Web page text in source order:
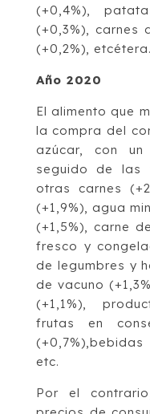
(+0,4%),
(+0,3%), carnes
(+0,2%), etcétera.
Año 2020
El alimento que
la compra del
azúcar, con un
seguido de las
otras carnes
(+1,9%), agua
(+1,5%), carne
fresco y
de legumbres y
de vacuno
(+1,1%),
frutas en
etc.
Por el